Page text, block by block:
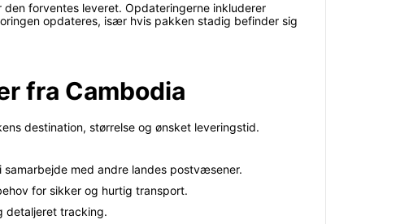
forventes leveret. Opdateringerne inkluderer
opdateres, især hvis pakken stadig befinder sig
fra Cambodia
destination, størrelse og ønsket leveringstid.
med andre landes postvæsener.
for sikker og hurtig transport.
detaljeret tracking.